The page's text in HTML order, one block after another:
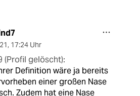
, 17:24 Uhr
(Profil gelöscht):
Definition wäre ja bereits
einer großen Nase
Zudem hat eine Nase